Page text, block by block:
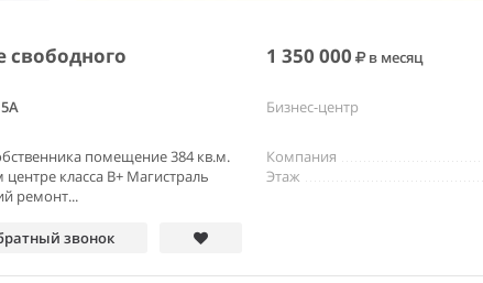
свободного
1 350 000 в месяц
Бизнес-центр
помещение 384 кв.м.
класса В+ Магистраль
ремонт...
Компания
Этаж
звонок